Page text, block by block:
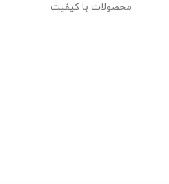
محصولات با کیفیت